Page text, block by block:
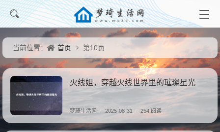
当前位置： 首页 第10页
火线姐，穿越火线世界里的璀璨星光
梦琦生活网 / 2025-08-31 254 阅读